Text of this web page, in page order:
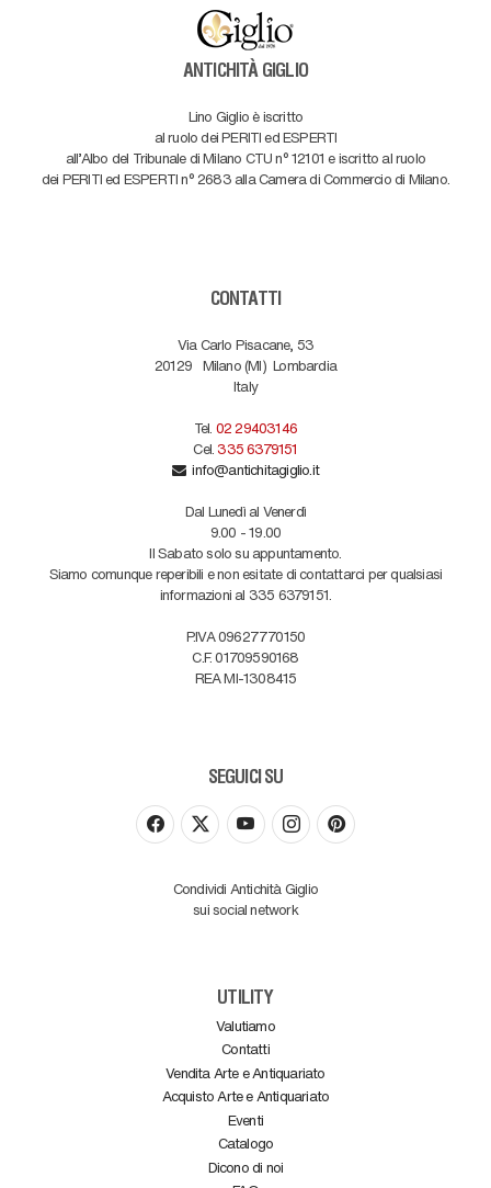
ANTICHITÀ GIGLIO
Lino Giglio è iscritto
al ruolo dei PERITI ed ESPERTI
all'Albo del Tribunale di Milano CTU n° 12101 e iscritto al ruolo
dei PERITI ed ESPERTI n° 2683 alla Camera di Commercio di Milano.
CONTATTI
Via Carlo Pisacane, 53
20129 Milano (MI) Lombardia
Italy
Tel. 02 29403146
Cel. 335 6379151
info@antichitagiglio.it
Dal Lunedì al Venerdì
9.00 - 19.00
Il Sabato solo su appuntamento.
Siamo comunque reperibili e non esitate di contattarci per qualsiasi
informazioni al 335 6379151.
P.IVA 09627770150
C.F. 01709590168
REA MI-1308415
SEGUICI SU
Condividi Antichità Giglio
sui social network
UTILITY
Valutiamo
Contatti
Vendita Arte e Antiquariato
Acquisto Arte e Antiquariato
Eventi
Catalogo
Dicono di noi